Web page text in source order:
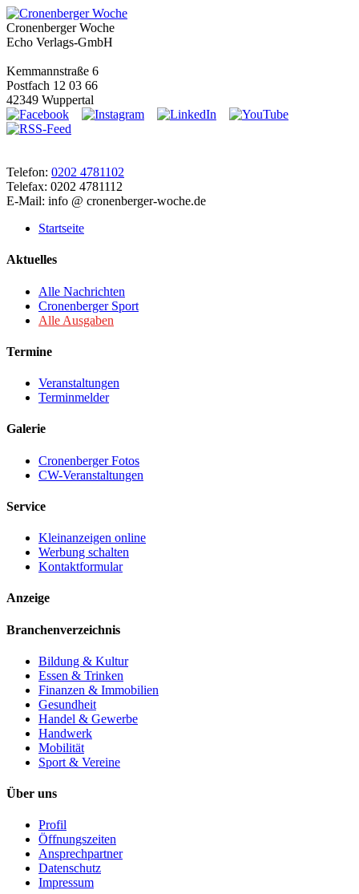
Cronenberger Woche
Echo Verlags-GmbH
Kemmannstraße 6
Postfach 12 03 66
42349 Wuppertal
Telefon: 0202 4781102
Telefax: 0202 4781112
E-Mail: info @ cronenberger-woche.de
Startseite
Aktuelles
Alle Nachrichten
Cronenberger Sport
Alle Ausgaben
Termine
Veranstaltungen
Terminmelder
Galerie
Cronenberger Fotos
CW-Veranstaltungen
Service
Kleinanzeigen online
Werbung schalten
Kontaktformular
Anzeige
Branchenverzeichnis
Bildung & Kultur
Essen & Trinken
Finanzen & Immobilien
Gesundheit
Handel & Gewerbe
Handwerk
Mobilität
Sport & Vereine
Über uns
Profil
Öffnungszeiten
Ansprechpartner
Datenschutz
Impressum